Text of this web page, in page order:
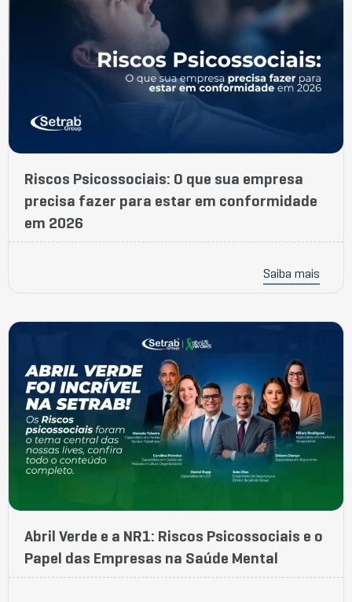
Riscos Psicossociais: O que sua empresa
precisa fazer para estar em conformidade
em 2026
Saiba mais
Abril Verde e a NR1: Riscos Psicossociais e o
Papel das Empresas na Saúde Mental